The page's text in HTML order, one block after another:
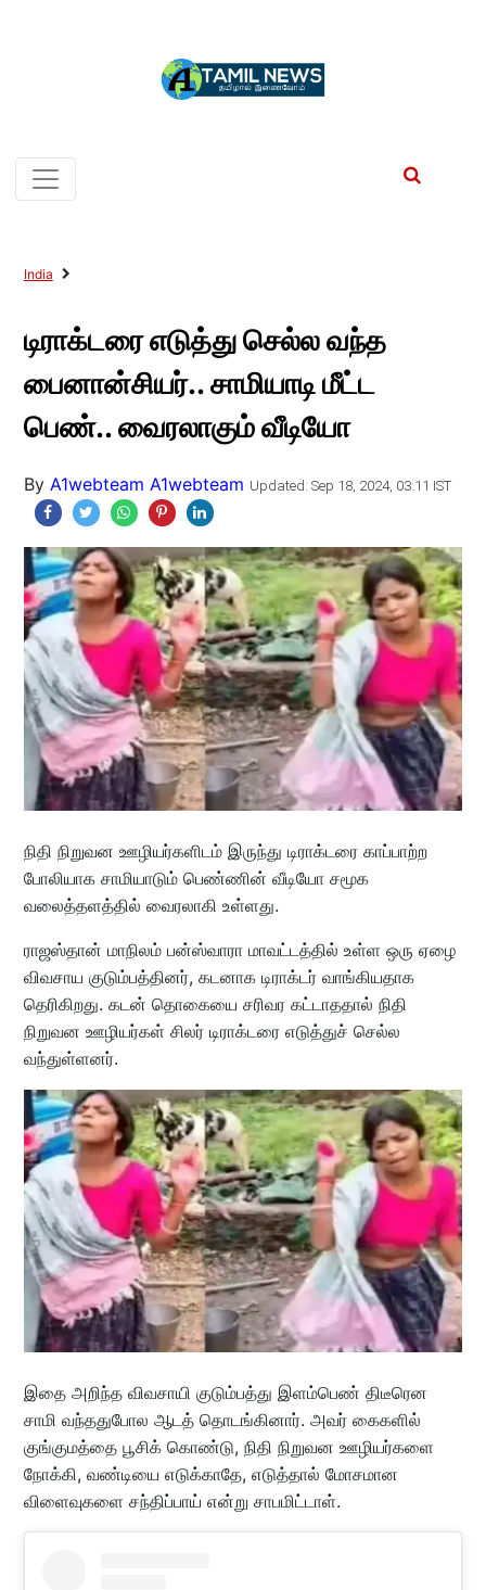
India
டிராக்டரை எடுத்து செல்ல வந்த
பைனான்சியர்.. சாமியாடி மீட்ட
பெண்.. வைரலாகும் வீடியோ
By A1webteam A1webteam Updated: Sep 18, 2024, 03:11 IST
நிதி நிறுவன ஊழியர்களிடம் இருந்து டிராக்டரை காப்பாற்ற
போலியாக சாமியாடும் பெண்ணின் வீடியோ சமூக
வலைத்தளத்தில் வைரலாகி உள்ளது.
ராஜஸ்தான் மாநிலம் பன்ஸ்வாரா மாவட்டத்தில் உள்ள ஒரு ஏழை
விவசாய குடும்பத்தினர், கடனாக டிராக்டர் வாங்கியதாக
தெரிகிறது. கடன் தொகையை சரிவர கட்டாததால் நிதி
நிறுவன ஊழியர்கள் சிலர் டிராக்டரை எடுத்துச் செல்ல
வந்துள்ளனர்.
இதை அறிந்த விவசாயி குடும்பத்து இளம்பெண் திடீரென
சாமி வந்ததுபோல ஆடத் தொடங்கினார். அவர் கைகளில்
குங்குமத்தை பூசிக் கொண்டு, நிதி நிறுவன ஊழியர்களை
நோக்கி, வண்டியை எடுக்காதே, எடுத்தால் மோசமான
விளைவுகளை சந்திப்பாய் என்று சாபமிட்டாள்.